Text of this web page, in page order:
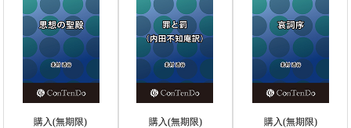
購入(無期限)
購入(無期限)
購入(無期限)